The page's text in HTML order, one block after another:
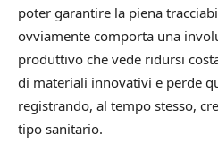
poter garantire la piena
ovviamente comporta una
produttivo che vede ridursi
di materiali innovativi e perde
registrando, al tempo stesso,
tipo sanitario.